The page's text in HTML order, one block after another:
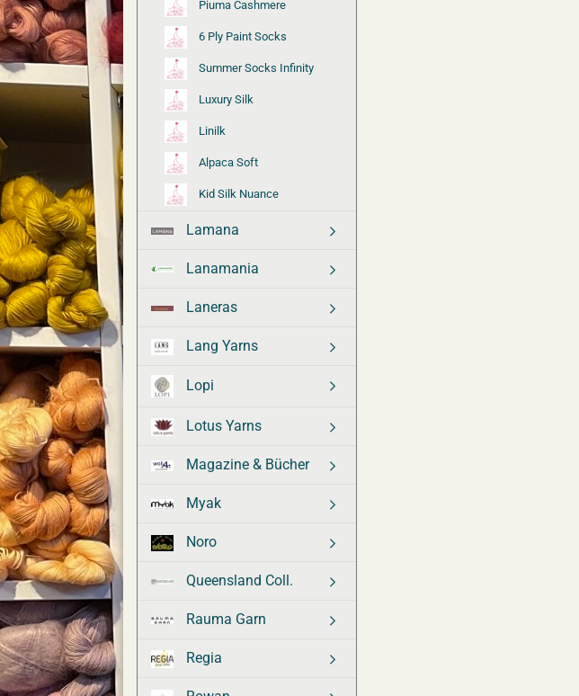
Piuma Cashmere
6 Ply Paint Socks
Summer Socks Infinity
Luxury Silk
Linilk
Alpaca Soft
Kid Silk Nuance
Lamana
Lanamania
Laneras
Lang Yarns
Lopi
Lotus Yarns
Magazine & Bücher
Myak
Noro
Queensland Coll.
Rauma Garn
Regia